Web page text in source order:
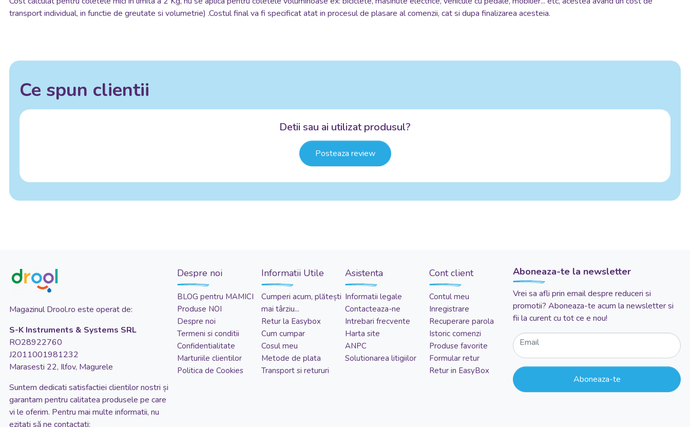
transport individual, in functie de greutate si volumetrie) .Costul final va fi specificat atat in procesul de plasare al comenzii, cat si dupa finalizarea acesteia.
Ce spun clientii
Detii sau ai utilizat produsul?
Posteaza review
Magazinul Drool.ro este operat de:
S-K Instruments & Systems SRL
RO28922760
J2011001981232
Marasesti 22, Ilfov, Magurele
Suntem dedicati satisfactiei clientilor nostri și
garantam pentru calitatea produsele pe care
vi le oferim. Pentru mai multe informatii, nu
ezitati să ne contactati:
Despre noi
BLOG pentru MAMICI
Produse NOI
Despre noi
Termeni si conditii
Confidentialitate
Marturiile clientilor
Politica de Cookies
Informatii Utile
Cumperi acum, plătești
mai târziu...
Retur la Easybox
Cum cumpar
Cosul meu
Metode de plata
Transport si retururi
Asistenta
Informatii legale
Contacteaza-ne
Intrebari frecvente
Harta site
ANPC
Solutionarea litigiilor
Cont client
Contul meu
Inregistrare
Recuperare parola
Istoric comenzi
Produse favorite
Formular retur
Retur in EasyBox
Aboneaza-te la newsletter
Vrei sa afli prin email despre reduceri si
promotii? Aboneaza-te acum la newsletter si
fii la curent cu tot ce e nou!
Email
Aboneaza-te